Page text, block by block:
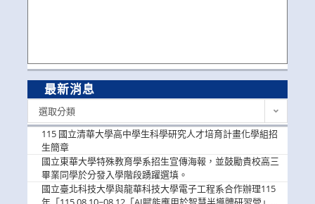
最新消息
選取分類
115 國立清華大學高中學生科學研究人才培育計畫化學組招
生簡章
國立東華大學特殊教育學系招生宣傳海報，並鼓勵貴校高三
畢業同學於分發入學階段踴躍選填。
國立臺北科技大學與龍華科技大學電子工程系合作辦理115